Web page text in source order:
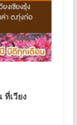
เวียง